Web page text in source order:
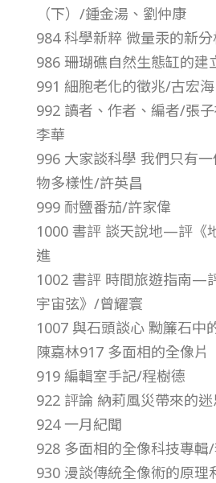
–
總
號
第
3
8
3
期
（下）/鍾金湯、劉仲康
984 科學新粹 微量汞的新
986 珊瑚礁自然生態缸的建
991 細胞老化的徵兆/古宏海
992 讀者、作者、編者/張
李華
996 大家談科學 我們只有
物多樣性/許英昌
999 耐鹽番茄/許家偉
1000 書評 談天說地—評《
進
1002 書評 時間旅遊指南—
宇宙弦》/曾耀寰
1007 與石頭談心 黝簾石中
陳嘉林917 多面相的全像片
919 編輯室手記/程樹德
922 評論 納莉風災帶來的
924 一月紀聞
928 多面相的全像科技專輯
930 漫談傳統全像術的原理